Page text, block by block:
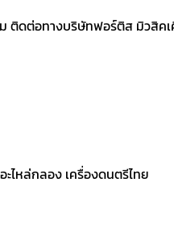
ติดต่อทางบริษัทฟอร์ติส มิวสิค
ไหล่กลอง เครื่องดนตรีไทย